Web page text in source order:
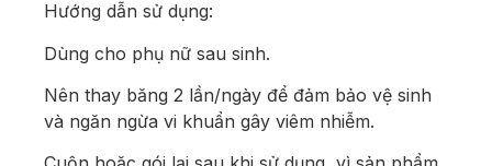
Hướng dẫn sử dụng:
Dùng cho phụ nữ sau sinh.
Nên thay băng 2 lần/ngày để đảm bảo vệ sinh
và ngăn ngừa vi khuẩn gây viêm nhiễm.